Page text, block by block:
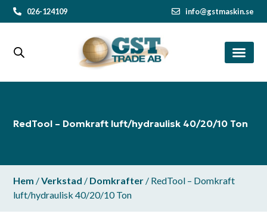
026-124109 info@gstmaskin.se
RedTool – Domkraft luft/hydraulisk 40/20/10 Ton
Hem /Verkstad / Domkrafter / RedTool – Domkraft
luft/hydraulisk 40/20/10 Ton